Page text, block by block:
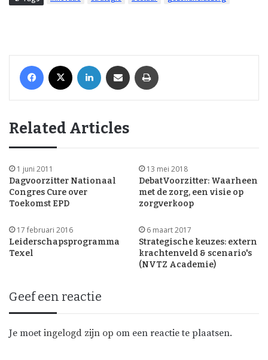
Related Articles
1 juni 2011
Dagvoorzitter Nationaal
Congres Cure over
Toekomst EPD
13 mei 2018
DebatVoorzitter: Waarheen
met de zorg, een visie op
zorgverkoop
17 februari 2016
Leiderschapsprogramma
Texel
6 maart 2017
Strategische keuzes: extern
krachtenveld & scenario's
(NVTZ Academie)
Geef een reactie
Je moet ingelogd zijn op om een reactie te plaatsen.